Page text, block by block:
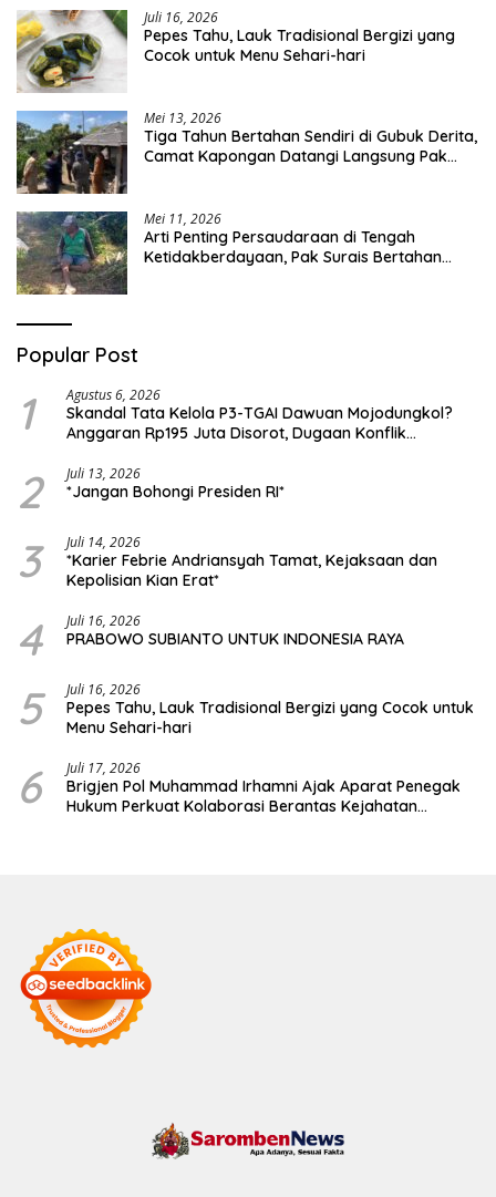
Juli 16, 2026
Pepes Tahu, Lauk Tradisional Bergizi yang
Cocok untuk Menu Sehari-hari
Mei 13, 2026
Tiga Tahun Bertahan Sendiri di Gubuk Derita,
Camat Kapongan Datangi Langsung Pak
Mei 11, 2026
Arti Penting Persaudaraan di Tengah
Ketidakberdayaan, Pak Surais Bertahan
Popular Post
1 Agustus 6, 2026
Skandal Tata Kelola P3-TGAI Dawuan Mojodungkol?
Anggaran Rp195 Juta Disorot, Dugaan Konflik
2 Juli 13, 2026
*Jangan Bohongi Presiden RI*
3 Juli 14, 2026
*Karier Febrie Andriansyah Tamat, Kejaksaan dan
Kepolisian Kian Erat*
4 Juli 16, 2026
PRABOWO SUBIANTO UNTUK INDONESIA RAYA
5 Juli 16, 2026
Pepes Tahu, Lauk Tradisional Bergizi yang Cocok untuk
Menu Sehari-hari
6 Juli 17, 2026
Brigjen Pol Muhammad Irhamni Ajak Aparat Penegak
Hukum Perkuat Kolaborasi Berantas Kejahatan